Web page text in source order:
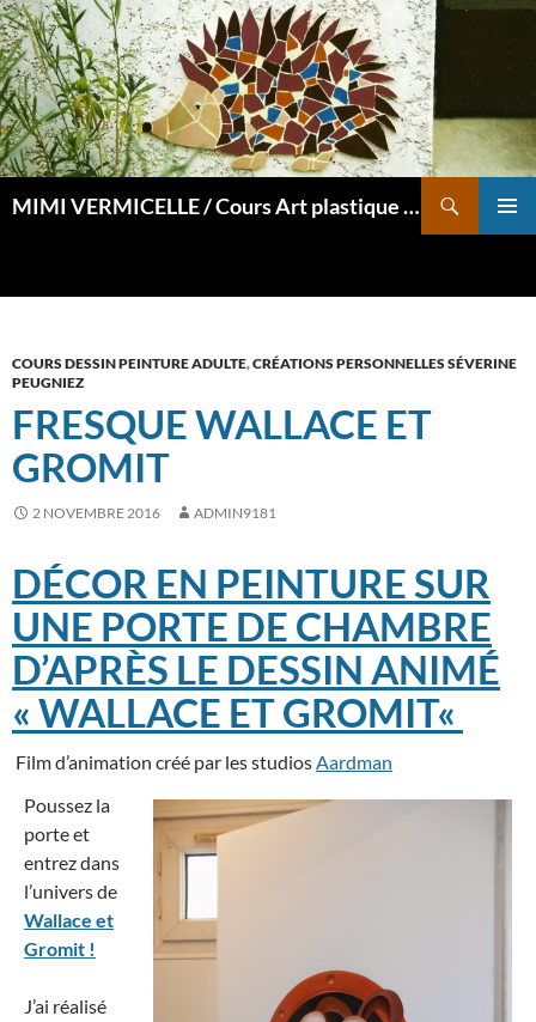
Aller
au
contenu
MIMI VERMICELLE / Cours Art plastique et mosaïque
COURS DESSIN PEINTURE ADULTE,CRÉATIONS PERSONNELLES SÉVERINE
PEUGNIEZ
FRESQUE WALLACE ET
GROMIT
2 NOVEMBRE 2016 ADMIN9181
DÉCOR EN PEINTURE SUR
UNE PORTE DE CHAMBRE
D’APRÈS LE DESSIN ANIMÉ
« WALLACE ET GROMIT«
Film d’animation créé par les studiosAardman
Poussez la
porte et
entrez dans
l’univers de
Wallace et
Gromit !
J’ai réalisé